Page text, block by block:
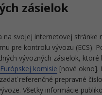
zásielok
na svojej internetovej
pre kontrolu vývozu (ECS).
vývozných zásielok,
komisie [nové okno].
referenčné prepravné
Všetky informácie